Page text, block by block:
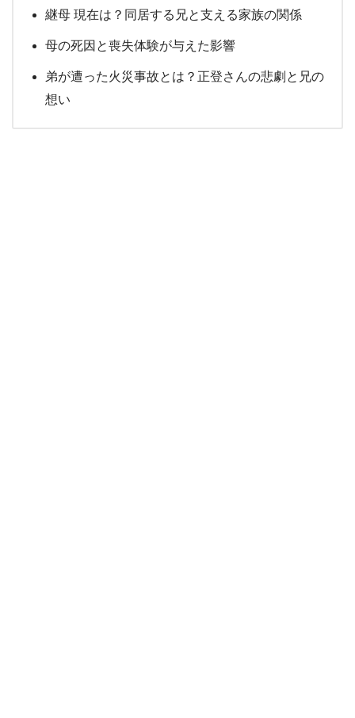
継母 現在は？同居する兄と支える家族の関係
母の死因と喪失体験が与えた影響
弟が遭った火災事故とは？正登さんの悲劇と兄の
想い